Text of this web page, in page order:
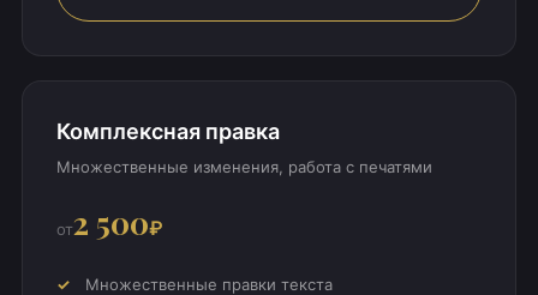
Комплексная правка
Множественные изменения, работа с печатями
от2 500₽
Множественные правки текста